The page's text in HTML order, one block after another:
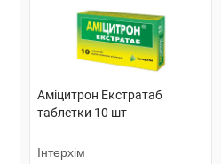
Аміцитрон Екстратаб
таблетки 10 шт
Інтерхім